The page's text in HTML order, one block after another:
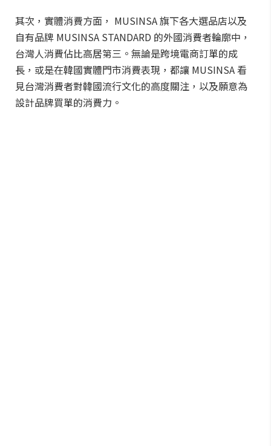
其次，實體消費方面， MUSINSA 旗下各大選品店以及
自有品牌 MUSINSA STANDARD 的外國消費者輪廓中，
台灣人消費佔比高居第三。無論是跨境電商訂單的成
長，或是在韓國實體門市消費表現，都讓 MUSINSA 看
見台灣消費者對韓國流行文化的高度關注，以及願意為
設計品牌買單的消費力。